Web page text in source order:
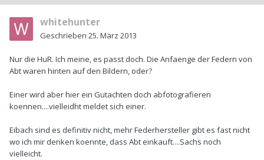
whitehunter
Geschrieben 25. März 2013
Nur die HuR. Ich meine, es passt doch. Die Anfaenge der Federn von
Abt waren hinten auf den Bildern, oder?
Einer wird aber hier ein Gutachten doch abfotografieren
koennen....vielleidht meldet sich einer.
Eibach sind es definitiv nicht, mehr Federhersteller gibt es fast nicht
wo ich mir denken koennte, dass Abt einkauft....Sachs noch
vielleicht.